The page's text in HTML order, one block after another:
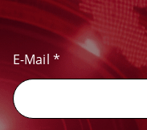
E-Mail *